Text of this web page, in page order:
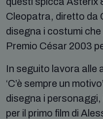
Cleopatra, diretto da
disegna i costumi
Premio César 2003
In seguito lavora alle
‘C’è sempre un
disegna i
per il primo film di